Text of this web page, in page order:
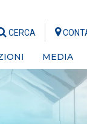
CERCA
MEDIA